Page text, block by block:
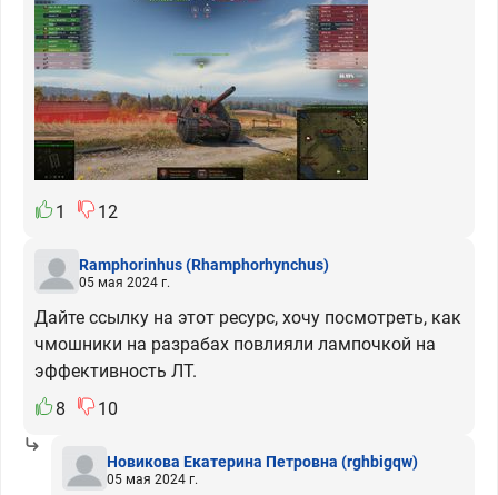
1 12
Ramphorinhus(Rhamphorhynchus)
05 мая 2024 г.
Дайте ссылку на этот ресурс, хочу посмотреть, как
чмошники на разрабах повлияли лампочкой на
эффективность ЛТ.
8
10
Новикова Екатерина Петровна (rghbigqw)
05 мая 2024 г.